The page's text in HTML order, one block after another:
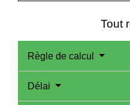
Tout
Règle de calcul
Délai